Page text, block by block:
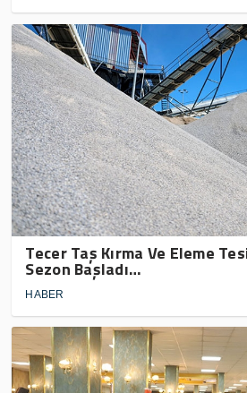
Tecer Taş Kırma Ve Eleme
Sezon Başladı…
HABER